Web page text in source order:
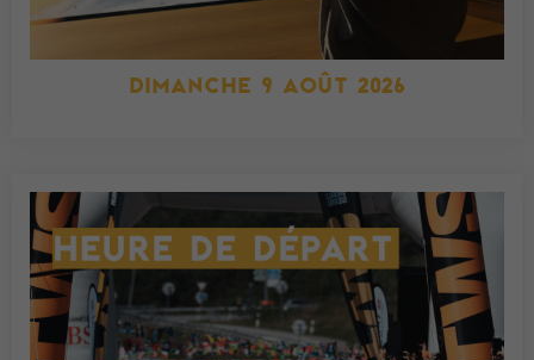
DIMANCHE 9 AOÛT 2026